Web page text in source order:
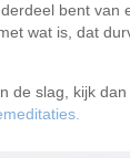
bent van
wat is, dat
de slag, kijk dan